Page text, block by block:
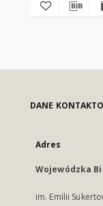
DANE
Adres
Wojewódzka
im. Emilii